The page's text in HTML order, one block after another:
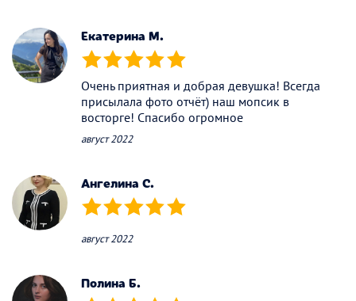
Екатерина М.
(*) (*) (*) (*) (*)
Очень приятная и добрая девушка! Всегда
присылала фото отчёт) наш мопсик в
восторге! Спасибо огромное
август 2022
Ангелина С.
(*) (*) (*) (*) (*)
август 2022
Полина Б.